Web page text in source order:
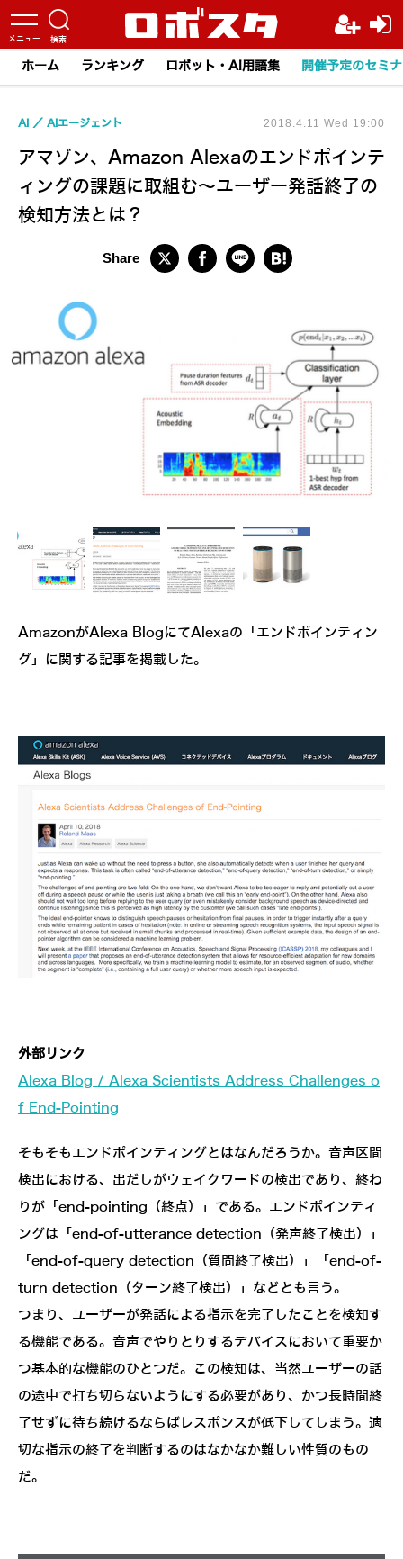
ホーム ランキング ロボット・AI用語集 開催予定のセミ
アマゾン、Amazon Alexaのエンドポインテ
ィングの課題に取組む～ユーザー発話終了の
検知方法とは？
AI AIエージェント 2018.4.11 Wed 19:00
AmazonがAlexa BlogにてAlexaの「エンドポインティン
グ」に関する記事を掲載した。
外部リンク
Alexa Blog / Alexa Scientists Address Challenges o
f End-Pointing
そもそもエンドポインティングとはなんだろうか。音声区間
検出における、出だしがウェイクワードの検出であり、終わ
りが「end-pointing（終点）」である。エンドポインティ
ングは「end-of-utterance detection（発声終了検出）」
「end-of-query detection（質問終了検出）」「end-of-
turn detection（ターン終了検出）」などとも言う。
つまり、ユーザーが発話による指示を完了したことを検知す
る機能である。音声でやりとりするデバイスにおいて重要か
つ基本的な機能のひとつだ。この検知は、当然ユーザーの話
の途中で打ち切らないようにする必要があり、かつ長時間終
了せずに待ち続けるならばレスポンスが低下してしまう。適
切な指示の終了を判断するのはなかなか難しい性質のもの
だ。